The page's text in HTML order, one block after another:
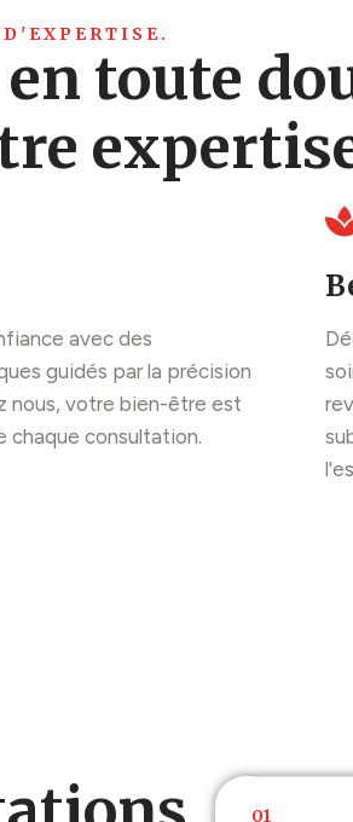
toute
avec des
guidés par la précision
nous, votre bien-être est
chaque consultation.
01